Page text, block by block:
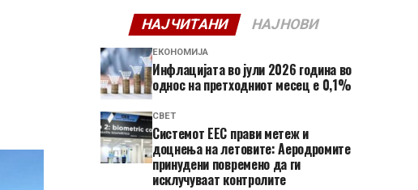
НАЈЧИТАНИ НАЈНОВИ
ЕКОНОМИЈА
Инфлацијата во јули 2026 година во
однос на претходниот месец е 0,1%
СВЕТ
Системот ЕЕС прави метеж и
доцнења на летовите: Аеродромите
принудени повремено да ги
исклучуваат контролите